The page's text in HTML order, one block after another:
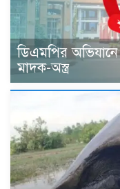
ডিএমপির অভিযানে
মাদক-অস্ত্র